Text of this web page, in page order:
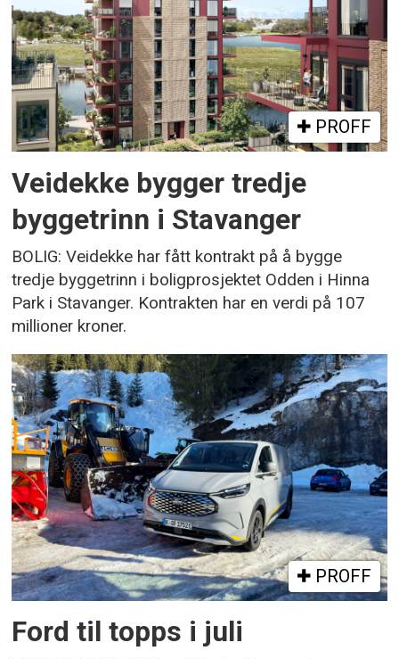
PROFF
Veidekke bygger tredje
byggetrinn i Stavanger
BOLIG: Veidekke har fått kontrakt på å bygge
tredje byggetrinn i boligprosjektet Odden i Hinna
Park i Stavanger. Kontrakten har en verdi på 107
millioner kroner.
PROFF
Ford til topps i juli